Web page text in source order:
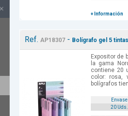
+ Información
Ref. AP18307- Bolígrafo gel 5
Expositor de
la gama
contiene 20
color: rosa,
bolígrafos
Envase
20 Uds.